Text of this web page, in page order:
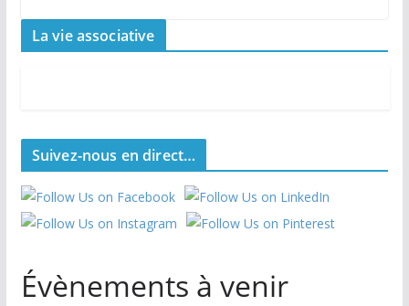
La vie associative
Suivez-nous en direct…
Évènements à venir